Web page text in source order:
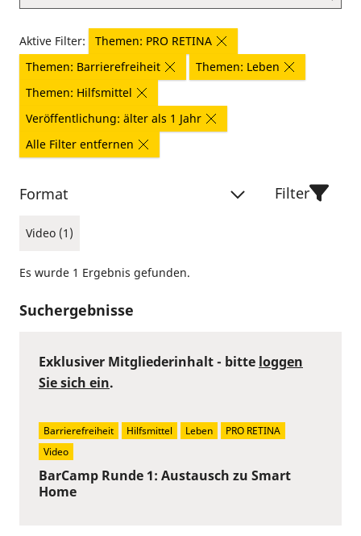
Aktive Filter:
Themen: PRO RETINA
Themen: Barrierefreiheit
Themen: Leben
Themen: Hilfsmittel
Veröffentlichung: älter als 1 Jahr
Alle Filter entfernen
Format
Video (1)
Filter
Es wurde 1 Ergebnis gefunden.
Suchergebnisse
BarCamp Runde 1: Austausch zu Smart
Home
Exklusiver Mitgliederinhalt - bitte loggen
Sie sich ein.
Barrierefreiheit Hilfsmittel Leben
PRO RETINA
Video